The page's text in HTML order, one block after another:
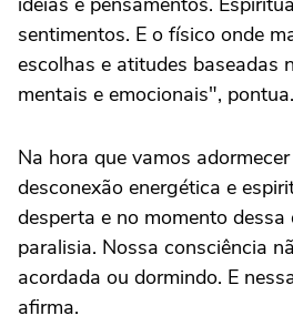
sentimentos. E o físico onde
escolhas e atitudes baseadas
mentais e emocionais", pontua.
Na hora que vamos
desconexão energética e
desperta e no momento dessa
paralisia. Nossa consciência
acordada ou dormindo. E
afirma.